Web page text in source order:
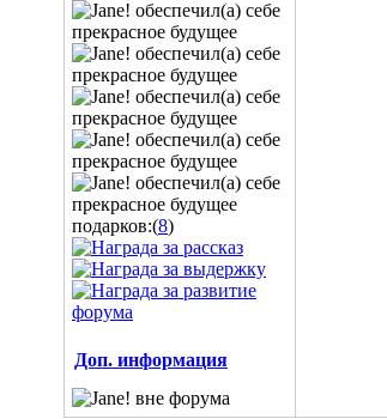
подарков:(8)
Доп. информация